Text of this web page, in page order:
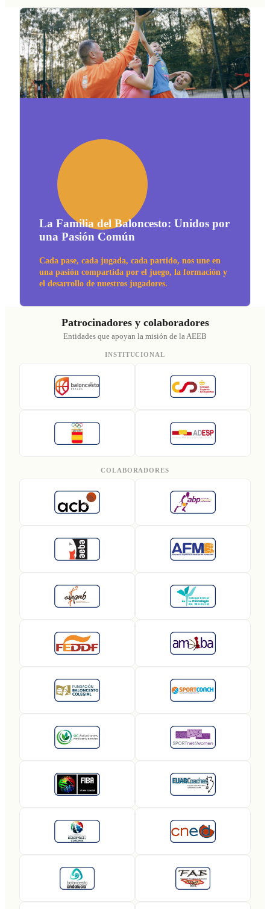
La Familia del Baloncesto: Unidos por
una Pasión Común
Cada pase, cada jugada, cada partido, nos une en
una pasión compartida por el juego, la formación y
el desarrollo de nuestros jugadores.
Patrocinadores y colaboradores
Entidades que apoyan la misión de la AEEB
INSTITUCIONAL
COLABORADORES